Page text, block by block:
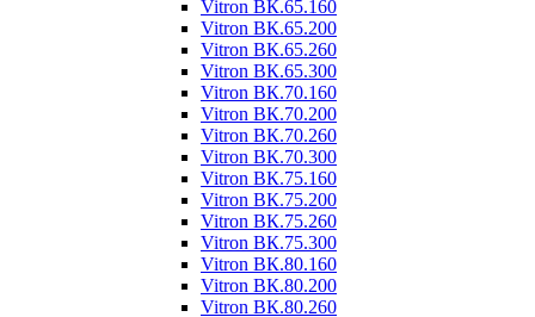
Vitron ВК.65.160
Vitron ВК.65.200
Vitron ВК.65.260
Vitron ВК.65.300
Vitron ВК.70.160
Vitron ВК.70.200
Vitron ВК.70.260
Vitron ВК.70.300
Vitron ВК.75.160
Vitron ВК.75.200
Vitron ВК.75.260
Vitron ВК.75.300
Vitron ВК.80.160
Vitron ВК.80.200
Vitron ВК.80.260